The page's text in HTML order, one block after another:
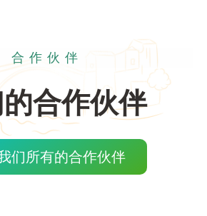
合作伙伴
合作伙伴
们所有的合作伙伴